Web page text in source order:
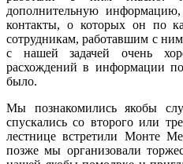
дополнительную
контакты, о которых он по
сотрудникам, работавшим с
с нашей задачей очень
расхождений в информации
было.
Мы познакомились якобы
спускались со второго или
лестнице встретили Монте
позже мы организовали